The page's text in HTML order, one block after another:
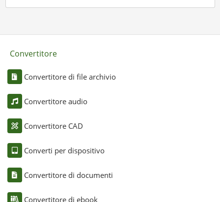
Convertitore
Convertitore di file archivio
Convertitore audio
Convertitore CAD
Converti per dispositivo
Convertitore di documenti
Convertitore di ebook